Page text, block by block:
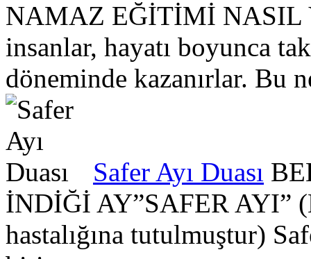
NAMAZ EĞİTİMİ
insanlar, hayatı boyunca
döneminde kazanırlar. Bu
Safer Ayı Duası
İNDİĞİ AY”SAFER AYI”
hastalığına tutulmuştur)